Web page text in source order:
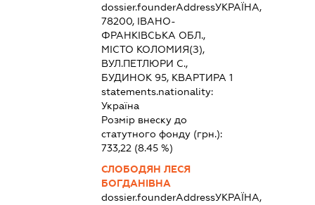
dossier.founderAddressУКРАЇНА,
78200, ІВАНО-
ФРАНКІВСЬКА ОБЛ.,
МІСТО КОЛОМИЯ(З),
ВУЛ.ПЕТЛЮРИ С.,
БУДИНОК 95, КВАРТИРА 1
statements.nationality:
Україна
Розмір внеску до
статутного фонду (грн.):
733,22 (8.45 %)
СЛОБОДЯН ЛЕСЯ
БОГДАНІВНА
dossier.founderAddressУКРАЇНА,